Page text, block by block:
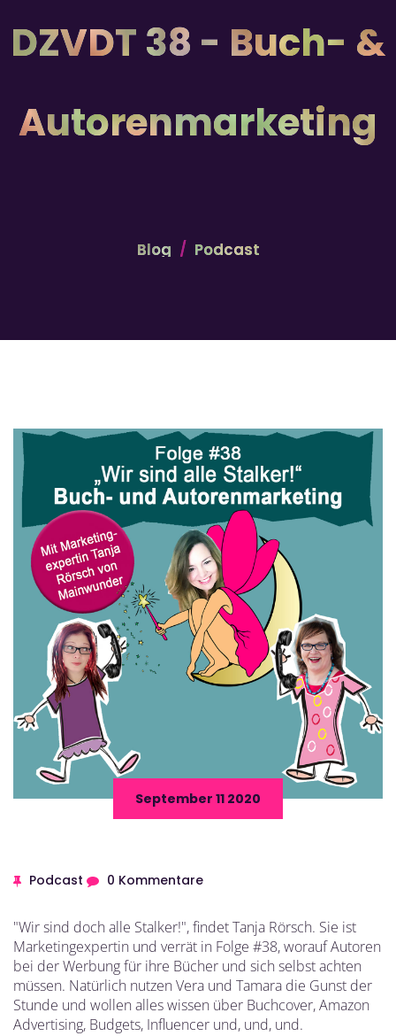
DZVDT 38 - Buch- &
Autorenmarketing
Blog Podcast
September 11 2020
Podcast 0 Kommentare
"Wir sind doch alle Stalker!", findet Tanja Rörsch. Sie ist
Marketingexpertin und verrät in Folge #38, worauf Autoren
bei der Werbung für ihre Bücher und sich selbst achten
müssen. Natürlich nutzen Vera und Tamara die Gunst der
Stunde und wollen alles wissen über Buchcover, Amazon
Advertising, Budgets, Influencer und, und, und.